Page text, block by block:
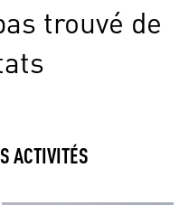
trouvé de
ACTIVITÉS